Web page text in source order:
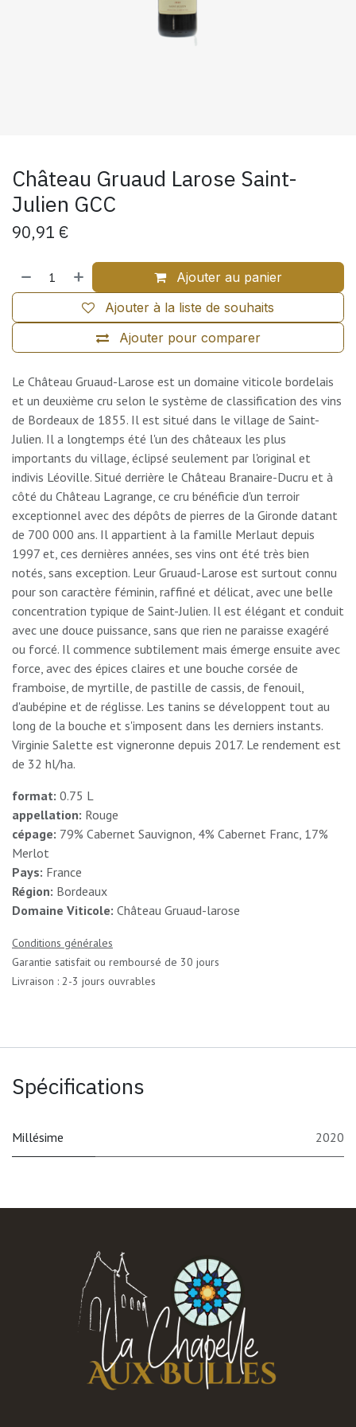
Château Gruaud Larose Saint-
Julien GCC
90,91 €
Ajouter au panier
Ajouter pour comparer
Ajouter à la liste de souhaits
Le Château Gruaud-Larose est un domaine viticole bordelais
et un deuxième cru selon le système de classification des vins
de Bordeaux de 1855. Il est situé dans le village de Saint-
Julien. Il a longtemps été l'un des châteaux les plus
importants du village, éclipsé seulement par l'original et
indivis Léoville. Situé derrière le Château Branaire-Ducru et à
côté du Château Lagrange, ce cru bénéficie d'un terroir
exceptionnel avec des dépôts de pierres de la Gironde datant
de 700 000 ans. Il appartient à la famille Merlaut depuis
1997 et, ces dernières années, ses vins ont été très bien
notés, sans exception. Leur Gruaud-Larose est surtout connu
pour son caractère féminin, raffiné et délicat, avec une belle
concentration typique de Saint-Julien. Il est élégant et conduit
avec une douce puissance, sans que rien ne paraisse exagéré
ou forcé. Il commence subtilement mais émerge ensuite avec
force, avec des épices claires et une bouche corsée de
framboise, de myrtille, de pastille de cassis, de fenouil,
d'aubépine et de réglisse. Les tanins se développent tout au
long de la bouche et s'imposent dans les derniers instants.
Virginie Salette est vigneronne depuis 2017. Le rendement est
de 32 hl/ha.
format: 0.75 L
appellation: Rouge
cépage: 79% Cabernet Sauvignon, 4% Cabernet Franc, 17%
Merlot
Pays: France
Région: Bordeaux
Domaine Viticole: Château Gruaud-larose
Conditions générales
Garantie satisfait ou remboursé de 30 jours
Livraison : 2-3 jours ouvrables
Spécifications
Millésime 2020